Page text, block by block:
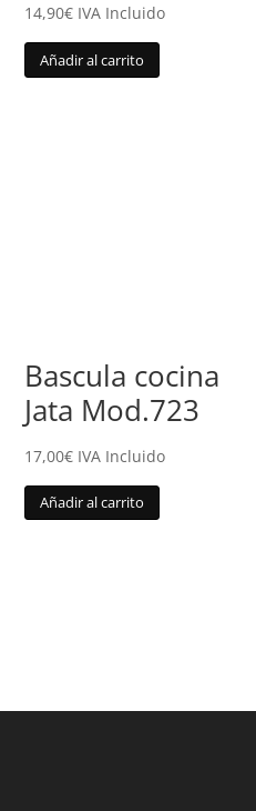
14,90€ IVA Incluido
Añadir al carrito
Bascula cocina
Jata Mod.723
17,00€ IVA Incluido
Añadir al carrito